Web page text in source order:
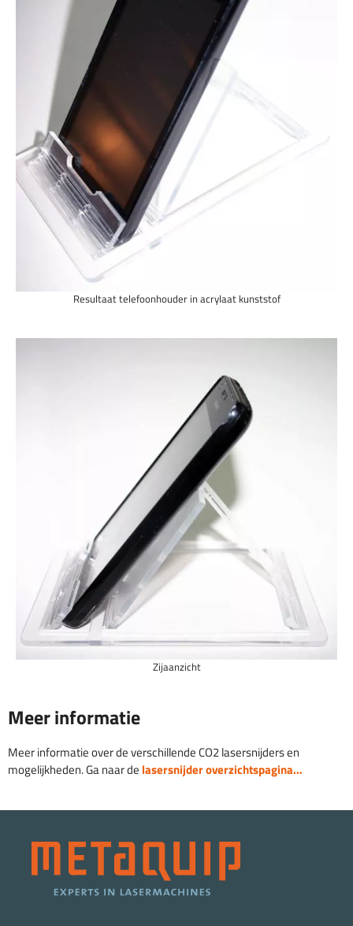
Resultaat telefoonhouder in acrylaat kunststof
Zijaanzicht
Meer informatie
Meer informatie over de verschillende CO2 lasersnijders en
mogelijkheden. Ga naar de lasersnijder overzichtspagina…